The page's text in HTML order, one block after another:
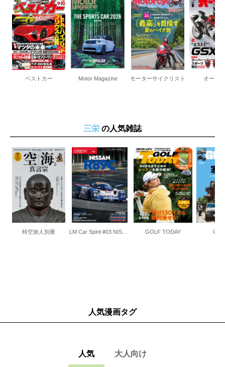
ベストカー Motor Magazine モーターサイクリスト オート
三栄 の人気雑誌
時空旅人別冊 GOLF TODAY GO
人気漫画タグ
人気 大人向け